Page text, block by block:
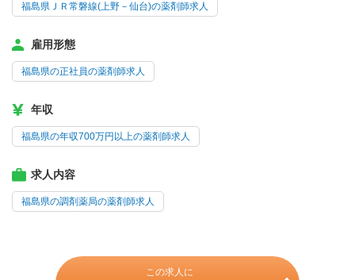
福島県ＪＲ常磐線(上野－仙台)の薬剤師求人
雇用形態
福島県の正社員の薬剤師求人
年収
福島県の年収700万円以上の薬剤師求人
求人内容
福島県の調剤薬局の薬剤師求人
この求人に